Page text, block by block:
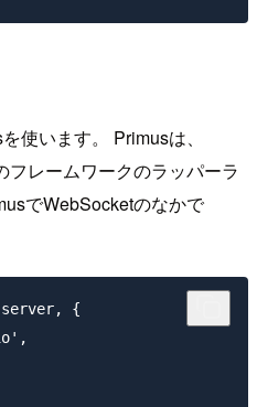
使います。 Primusは、
レームワークのラッパーラ
でWebSocketのなかで
{